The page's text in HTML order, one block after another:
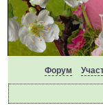
Форум